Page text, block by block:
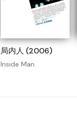
局内人 (2006)
Inside Man